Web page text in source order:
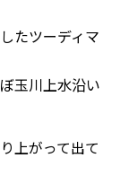
たツーディマ
玉川上水沿い
上がって出て